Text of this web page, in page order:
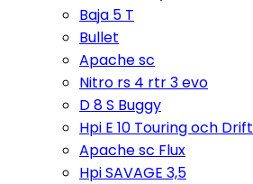
Baja 5 T
Bullet
Apache sc
Nitro rs 4 rtr 3 evo
D 8 S Buggy
Hpi E 10 Touring och Drift
Apache sc Flux
Hpi SAVAGE 3,5